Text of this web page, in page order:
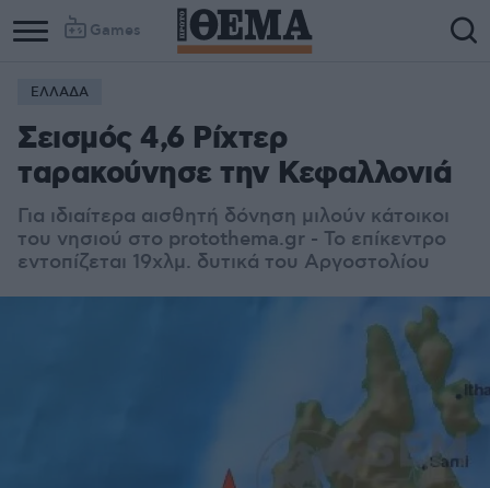
Games
ΕΛΛΑΔΑ
Σεισμός 4,6 Ρίχτερ
ταρακούνησε την Κεφαλλονιά
Για ιδιαίτερα αισθητή δόνηση μιλούν κάτοικοι
του νησιού στο protothema.gr - To επίκεντρο
εντοπίζεται 19χλμ. δυτικά του Αργοστολίου